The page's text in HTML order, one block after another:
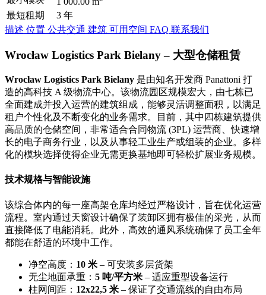
最短租期
3 年
描述 位置 公共交通 建筑 可用空间 FAQ 联系我们
Wrocław Logistics Park Bielany – 大型仓储租赁
Wrocław Logistics Park Bielany 是由知名开发商 Panattoni 打
造的高科技 A 级物流中心。该物流园区规模宏大，由七栋已
全面建成并投入运营的建筑组成，能够灵活调整面积，以满足
租户个性化及不断变化的业务需求。目前，其中四栋建筑提供
高品质的仓储空间，非常适合合同物流 (3PL) 运营商、快速增
长的电子商务行业，以及从事轻工业生产或组装的企业。多样
化的模块选择使得企业无需更换基地即可轻松扩展业务规模。
技术规格与智能设施
该综合体内的每一座高架仓库均经过严格设计，旨在优化运营
流程。室内通过天窗设计确保了装卸区拥有极佳的采光，从而
直接降低了电能消耗。此外，高效的通风系统确保了员工全年
都能在舒适的环境中工作。
净空高度： 10 米 – 可安装多层货架
无尘地面承重： 5 吨/平方米 – 适应重型设备运行
柱网间距： 12x22,5 米 – 保证了交通流线的自由布局